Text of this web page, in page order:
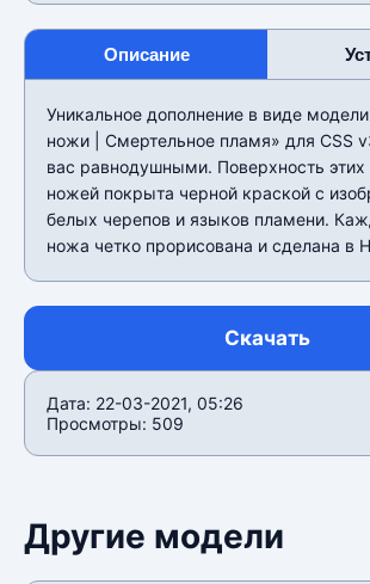
Описание
Уникальное дополнение в виде
ножи | Смертельное пламя» для CSS
вас равнодушными. Поверхность этих
ножей покрыта черной краской с
белых черепов и языков пламени.
ножа четко прорисована и сделана в
Скачать
Дата: 22-03-2021, 05:26
Просмотры: 509
Другие модели